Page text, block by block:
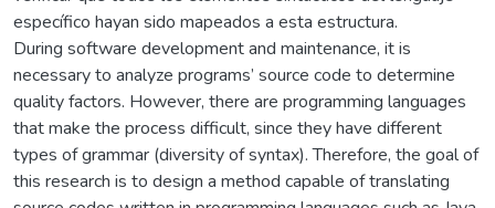
específico hayan sido mapeados a esta estructura.
During software development and maintenance, it is
necessary to analyze programs’ source code to determine
quality factors. However, there are programming languages
that make the process difficult, since they have different
types of grammar (diversity of syntax). Therefore, the goal of
this research is to design a method capable of translating